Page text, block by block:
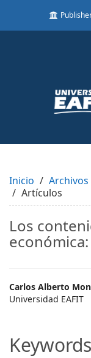
to
Content
Sidebar
Inicio Archivos
Artículos
Los
Main
Article
Carlos Alberto
Universidad EAFIT
Keywords